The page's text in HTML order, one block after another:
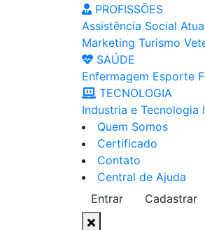
PROFISSÕES
Assistência Social
Marketing Turismo
SAÚDE
Enfermagem Esporte
TECNOLOGIA
Industria e Tecnologia
Quem Somos
Certificado
Contato
Central de Ajuda
Entrar
Cadastrar